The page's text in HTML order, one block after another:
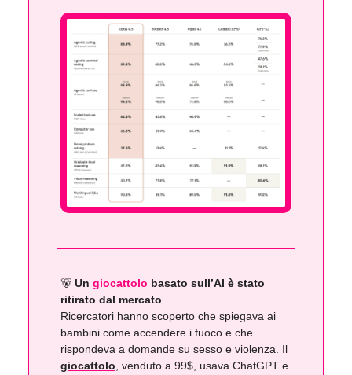
🐻 Un giocattolo basato sull’AI è stato
ritirato dal mercato
Ricercatori hanno scoperto che spiegava ai
bambini come accendere i fuoco e che
rispondeva a domande su sesso e violenza. Il
giocattolo, venduto a 99$, usava ChatGPT e